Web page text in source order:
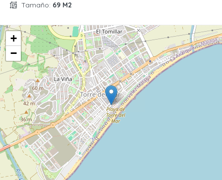
Tamaño: 69 M2
+
−